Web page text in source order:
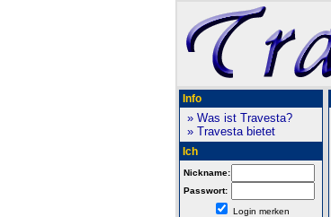
Info
» Was ist Travesta?
» Travesta bietet
Ich
Nickname:
Passwort:
Login merken